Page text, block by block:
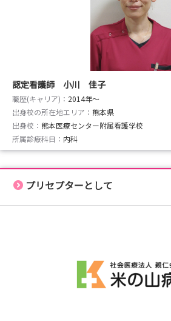
認定看護師 小川 佳子
職歴(キャリア)： 2014年〜
出身校の所在地エリア： 熊本県
出身校： 熊本医療センター附属看護学校
所属診療科目： 内科
プリセプターとして